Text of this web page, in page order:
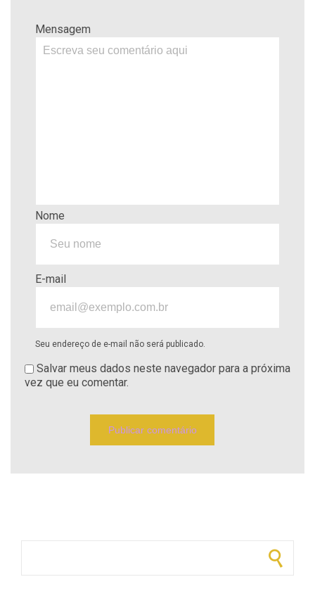
Mensagem
Nome
E-mail
Seu endereço de e-mail não será publicado.
Salvar meus dados neste navegador para a próxima
vez que eu comentar.